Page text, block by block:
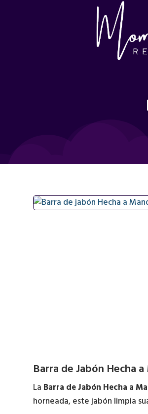
Barra de Jabón Hecha
La Barra de Jabón Hecha a
horneada, este jabón limpia